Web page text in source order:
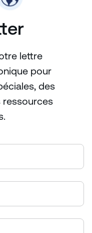
lettre
pour
des
ressources